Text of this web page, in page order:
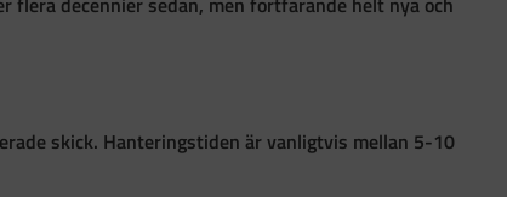
skick. Hanteringstiden är vanligtvis mellan 5-10